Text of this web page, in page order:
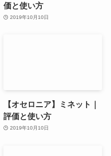
価と使い方
2019年10月10日
【オセロニア】ミネット｜
評価と使い方
2019年10月10日